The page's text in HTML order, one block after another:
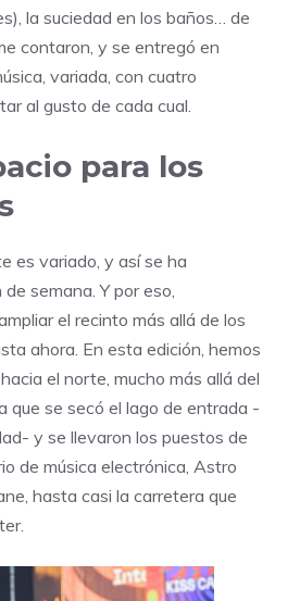
la suciedad en los baños… de
contaron, y se entregó en
variada, con cuatro
al gusto de cada cual.
para los
es variado, y así se ha
semana. Y por eso,
el recinto más allá de los
ahora. En esta edición, hemos
el norte, mucho más allá del
que se secó el lago de entrada -
y se llevaron los puestos de
de música electrónica, Astro
hasta casi la carretera que